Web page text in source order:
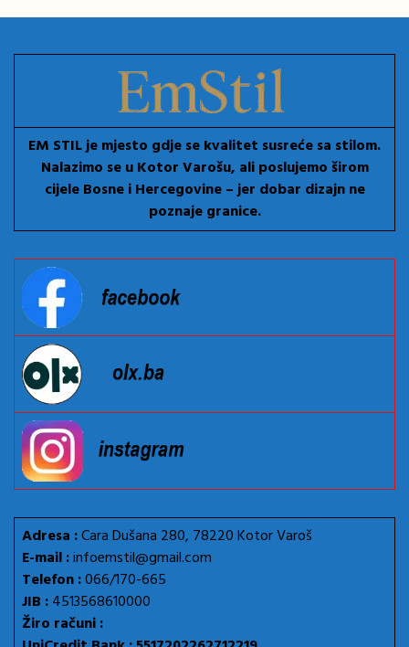
EM STIL je mjesto gdje se kvalitet susreće sa stilom.
Nalazimo se u Kotor Varošu, ali poslujemo širom
cijele Bosne i Hercegovine – jer dobar dizajn ne
poznaje granice.
Adresa :Cara Dušana 280, 78220 Kotor Varoš
E-mail :infoemstil@gmail.com
Telefon :066/170-665
JIB :4513568610000
Žiro računi :